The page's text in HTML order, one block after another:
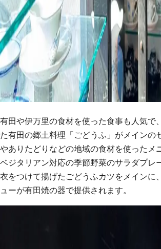
有田や伊万里の食材を使った食事も人気で
た有田の郷土料理「ごどうふ」がメインの
やありたどりなどの地域の食材を使ったメ
ベジタリアン対応の季節野菜のサラダプレ
衣をつけて揚げたごどうふカツをメインに
ューが有田焼の器で提供されます。